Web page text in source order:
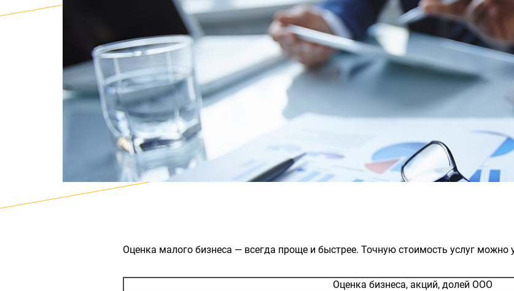
Оценка малого бизнеса — всегда проще и быстрее. Точную стоимость услуг можно
Оценка бизнеса, акций, долей ООО